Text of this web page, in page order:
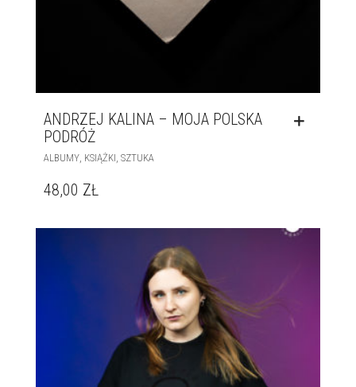
ANDRZEJ KALINA – MOJA POLSKA
PODRÓŻ
ALBUMY, KSIĄŻKI SZTUKA
48,00 ZŁ